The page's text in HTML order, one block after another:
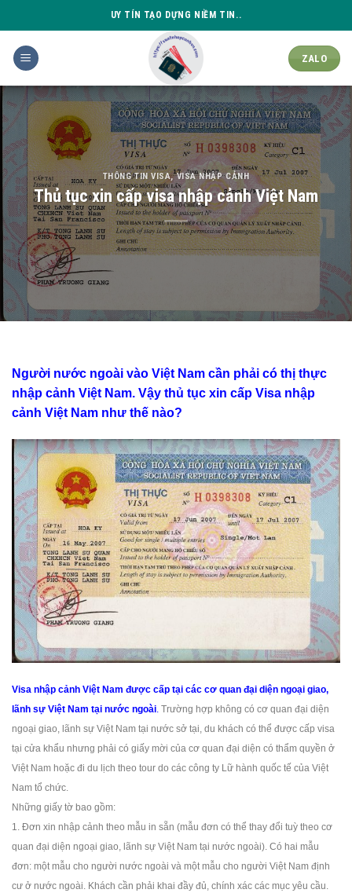
to
content
UY TÍN TẠO DỰNG NIỀM TIN..
ZALO
THÔNG TIN VISA,VISA NHẬP CẢNH
Thủ tục xin cấp visa nhập cảnh Việt Nam
Người nước ngoài vào Việt Nam cần phải có thị thực
nhập cảnh Việt Nam. Vậy thủ tục xin cấp Visa nhập
cảnh Việt Nam như thế nào?
Visa nhập cảnh Việt Nam được cấp tại các cơ quan đại diện ngoại giao,
lãnh sự Việt Nam tại nước ngoài. Trường hợp không có cơ quan đại diện
ngoại giao, lãnh sự Việt Nam tại nước sở tại, du khách có thể được cấp visa
tại cửa khẩu nhưng phải có giấy mời của cơ quan đại diện có thẩm quyền ở
Việt Nam hoặc đi du lịch theo tour do các công ty Lữ hành quốc tế của Việt
Nam tổ chức.
Những giấy tờ bao gồm:
1. Đơn xin nhập cảnh theo mẫu in sẵn (mẫu đơn có thể thay đổi tuỳ theo cơ
quan đại diện ngoại giao, lãnh sự Việt Nam tại nước ngoài). Có hai mẫu
đơn: một mẫu cho người nước ngoài và một mẫu cho người Việt Nam định
cư ở nước ngoài. Khách cần phải khai đầy đủ, chính xác các mục yêu cầu.